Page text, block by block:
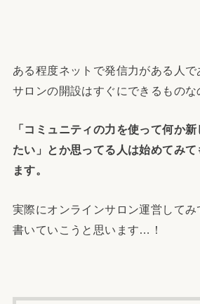
ある程度ネットで発信力がある人
サロンの開設はすぐにできるものな
「コミュニティの力を使って何か
たい」とか思ってる人は始めてみ
ます。
実際にオンラインサロン運営して
書いていこうと思います…！